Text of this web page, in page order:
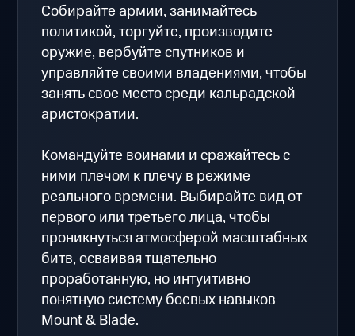
Собирайте армии, занимайтесь
политикой, торгуйте, производите
оружие, вербуйте спутников и
управляйте своими владениями, чтобы
занять свое место среди кальрадской
аристократии.
Командуйте воинами и сражайтесь с
ними плечом к плечу в режиме
реального времени. Выбирайте вид от
первого или третьего лица, чтобы
проникнуться атмосферой масштабных
битв, осваивая тщательно
проработанную, но интуитивно
понятную систему боевых навыков
Mount & Blade.